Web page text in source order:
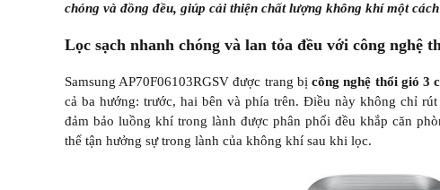
chóng và đồng đều, giúp cải thiện chất lượng không khí một
Lọc sạch nhanh chóng và lan tỏa đều với công nghệ
Samsung AP70F06103RGSV được trang bịcông nghệ thổi gió 3
cả ba hướng: trước, hai bên và phía trên. Điều này không chỉ
đảm bảo luồng khí trong lành được phân phối đều khắp căn
thể tận hưởng sự trong lành của không khí sau khi lọc.